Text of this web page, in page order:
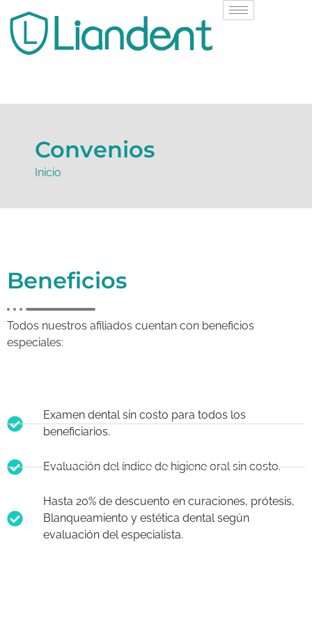
Convenios
Inicio
Beneficios
Todos nuestros afiliados cuentan con beneficios
especiales:
Examen dental sin costo para todos los
beneficiarios.
Evaluación del índice de higiene oral sin costo.
Hasta 20% de descuento en curaciones, prótesis,
Blanqueamiento y estética dental según
evaluación del especialista.